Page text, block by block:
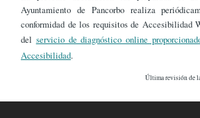
Ayuntamiento de Pancorbo realiza
conformidad de los requisitos de Accesibilidad
del servicio de diagnóstico online
Accesibilidad.
Última revisión de